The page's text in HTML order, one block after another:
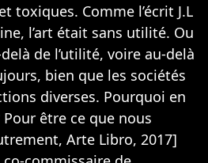
toxiques. Comme l’écrit J.L
l’art était sans utilité. Ou
de l’utilité, voire au-delà
bien que les sociétés
diverses. Pourquoi en
être ce que nous
Arte Libro, 2017]